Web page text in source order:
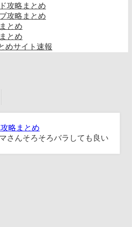
攻略まとめ
攻略まとめ
とめ
とめ
めサイト速報
略まとめ
さんそろそろバラしても良い